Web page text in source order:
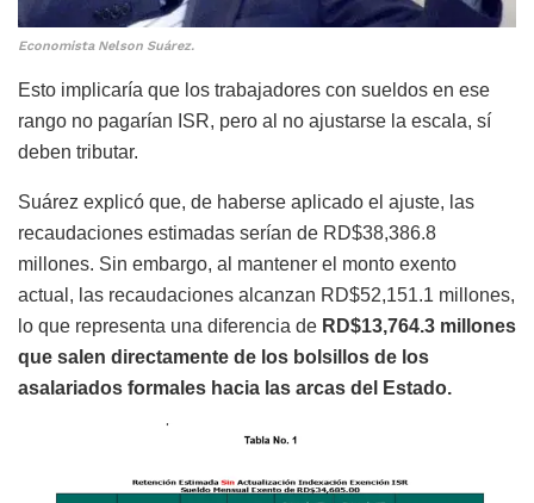
Economista Nelson Suárez.
Esto implicaría que los trabajadores con sueldos en ese
rango no pagarían ISR, pero al no ajustarse la escala, sí
deben tributar.
Suárez explicó que, de haberse aplicado el ajuste, las
recaudaciones estimadas serían de RD$38,386.8
millones. Sin embargo, al mantener el monto exento
actual, las recaudaciones alcanzan RD$52,151.1 millones,
lo que representa una diferencia de RD$13,764.3 millones
que salen directamente de los bolsillos de los
asalariados formales hacia las arcas del Estado.